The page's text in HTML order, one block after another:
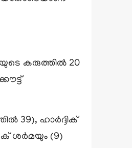
കരുത്തിൽ 20
39), ഹാര്‍ദ്ദിക്
ശര്‍മയും (9)